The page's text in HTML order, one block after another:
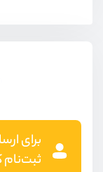
برای
ثبت‌نام